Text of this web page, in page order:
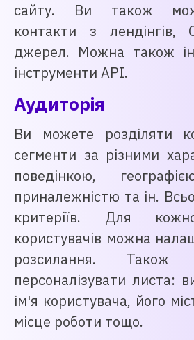
сайту. Ви також
контакти з лендінгів,
джерел. Можна також
інструменти API.
Аудиторія
Ви можете розділяти
сегменти за різними
поведінкою,
приналежністю та ін.
критеріїв. Для
користувачів можна
розсилання.
персоналізувати листа:
ім'я користувача, його
місце роботи тощо.